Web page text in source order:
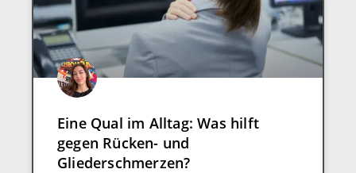
Eine Qual im Alltag: Was hilft
gegen Rücken- und
Gliederschmerzen?